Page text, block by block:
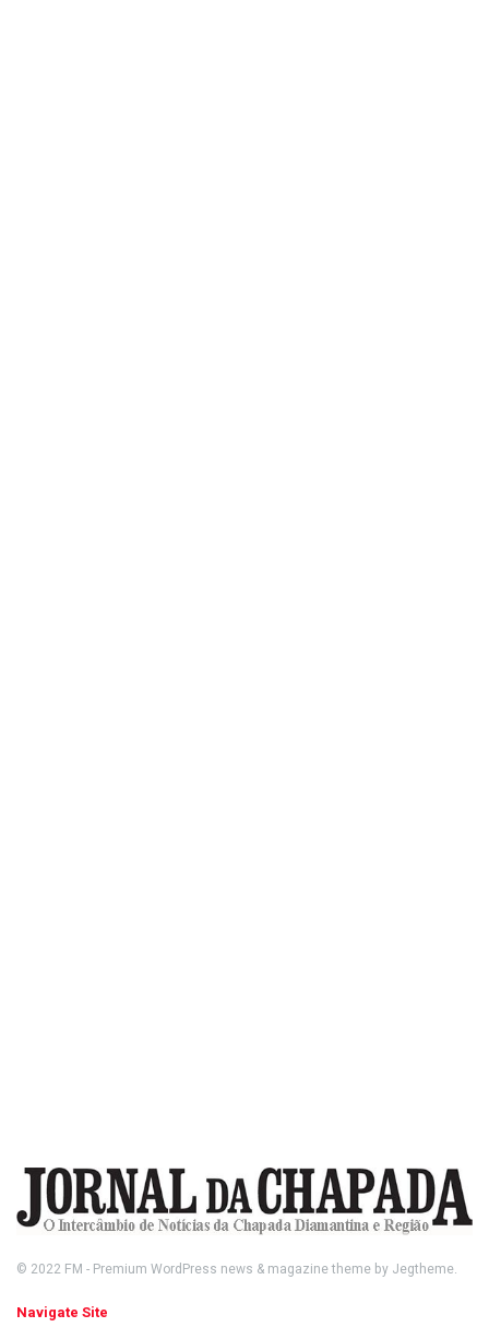
© 2022 FM - Premium WordPress news & magazine theme by Jegtheme.
Navigate Site